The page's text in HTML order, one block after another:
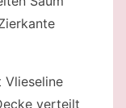
Vlieseline
verteilt